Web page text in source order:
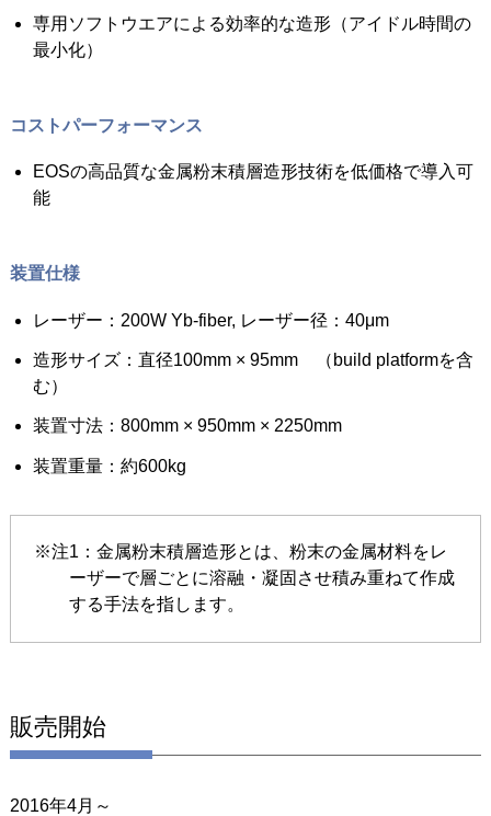
専用ソフトウエアによる効率的な造形（アイドル時間の
最小化）
コストパーフォーマンス
EOSの高品質な金属粉末積層造形技術を低価格で導入可
能
装置仕様
レーザー：200W Yb-fiber, レーザー径：40μm
造形サイズ：直径100mm × 95mm （build platformを含
む）
装置寸法：800mm × 950mm × 2250mm
装置重量：約600kg
※注1：金属粉末積層造形とは、粉末の金属材料をレ
ーザーで層ごとに溶融・凝固させ積み重ねて作成
する手法を指します。
販売開始
2016年4月～